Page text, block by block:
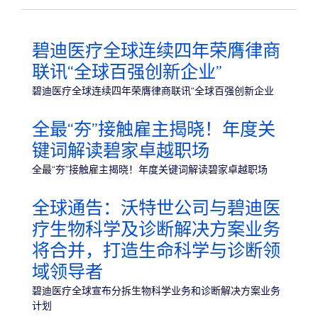
碧迪医疗全球连续四年荣膺律商
联讯“全球百强创新企业”
碧迪医疗全球连续四年荣膺律商联讯“全球百强创新企业
全最“夯”接触雇主揭晓！年度关
键词解读碧家卓越职场
全最“夯”接触雇主揭晓！年度关键词解读碧家卓越职场
全球通告：沃特世公司与碧迪医
疗生物科学及诊断解决方案业务
将合并，打造生命科学与诊断领
域领导者
碧迪医疗全球宣布分拆生物科学业务和诊断解决方案业务
计划